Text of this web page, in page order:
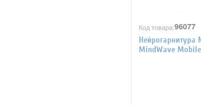
Код товара:96077
Нейрогарнитура
MindWave